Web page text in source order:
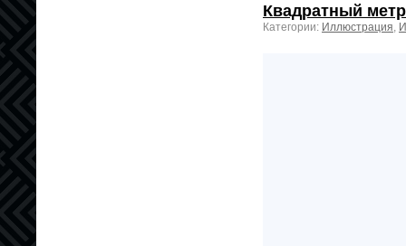
Квадратный метр
Категории: Иллюстрация